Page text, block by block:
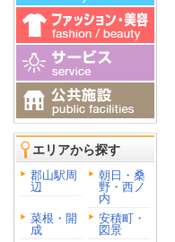
エリアから探す
郡山駅周
辺
朝日・桑
野・西ノ
内
菜根・開
成
安積町・
図景